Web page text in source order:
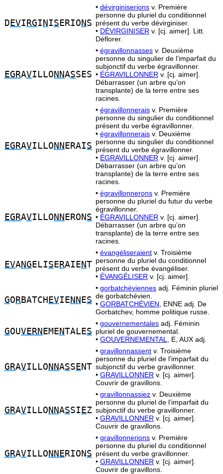
D EVI RGI N IS ERIO N S
• dévirginiserions v. Première
personne du pluriel du conditionnel
présent du verbe dévirginiser.
• DÉVIRGINISER v. [cj. aimer]. Litt.
Déflorer.
EGRAVILLO NNASSES
• égravillonnasses v. Deuxième
personne du singulier de l’imparfait du
subjonctif du verbe égravillonner.
• ÉGRAVILLONNER v. [cj. aimer].
Débarrasser (un arbre qu’on
transplante) de la terre entre ses
racines.
EGRAVILLO NN ERAIS
• égravillonnerais v. Première
personne du singulier du conditionnel
présent du verbe égravillonner.
• égravillonnerais v. Deuxième
personne du singulier du conditionnel
présent du verbe égravillonner.
• ÉGRAVILLONNER v. [cj. aimer].
Débarrasser (un arbre qu’on
transplante) de la terre entre ses
racines.
EGRAVILLO NN ERON S
• égravillonnerons v. Première
personne du pluriel du futur du verbe
égravillonner.
• ÉGRAVILLONNER v. [cj. aimer].
Débarrasser (un arbre qu’on
transplante) de la terre entre ses
racines.
EVANG ELIS E RAIE NT
• évangéliseraient v. Troisième
personne du pluriel du conditionnel
présent du verbe évangéliser.
• ÉVANGÉLISER v. [cj. aimer].
GO RBATCH EVIE NN ES
• gorbatchéviennes adj. Féminin pluriel
de gorbatchévien.
• GORBATCHÉVIEN,
ENNE adj. De
Gorbatchev, homme politique russe.
GOUVERN EME NTALES
• gouvernementales adj. Féminin
pluriel de gouvernemental.
• GOUVERNEMENTAL, E, AUX adj.
GRAVILLO NNASS E NT
• gravillonnassent v. Troisième
personne du pluriel de l’imparfait du
subjonctif du verbe gravillonner.
• GRAVILLONNER v. [cj. aimer].
Couvrir de gravillons.
GRAVILLO NNASSI EZ
• gravillonnassiez v. Deuxième
personne du pluriel de l’imparfait du
subjonctif du verbe gravillonner.
• GRAVILLONNER v. [cj. aimer].
Couvrir de gravillons.
GRAVILLO NNE RION S
• gravillonnerions v. Première
personne du pluriel du conditionnel
présent du verbe gravillonner.
• GRAVILLONNER v. [cj. aimer].
Couvrir de gravillons.